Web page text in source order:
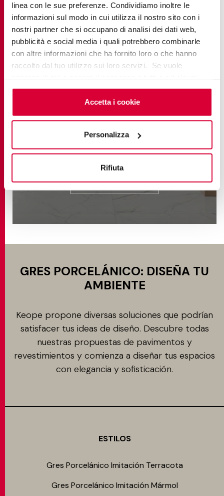
linea con le sue preferenze. Condividiamo inoltre le
informazioni sul modo in cui utilizza il nostro sito con i
nostri partner che si occupano di analisi dei dati web,
pubblicità e social media i quali potrebbero combinarle
con altre informazioni che ha fornito loro o che hanno
raccolto dal tuo utilizzo sui loro servizi. Se vuole
cookieclicchi qui. Il consenso può essere espresso
cliccando sul tasto “Accetta i cookie”. Se non vuole i
cookie di profilazione può negare il consenso sul tasto
Accetta i cookie
Personalizza
Rifiuta
ELEMENTS LUX
Classic Marble
ENCUENTRA MÁS
GRES PORCELÁNICO: DISEÑA TU
AMBIENTE
Keope propone diversas soluciones que podrían
satisfacer tus ideas de diseño. Descubre todas
nuestras propuestas de pavimentos y
revestimientos y comienza a diseñar tus espacios
con elegancia y sofisticación.
ESTILOS
Gres Porcelánico Imitación Terracota
Gres Porcelánico Imitación Mármol